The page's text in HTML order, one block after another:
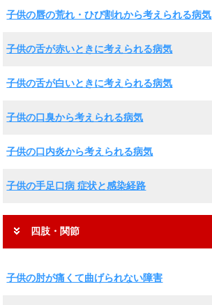
子供の唇の荒れ・ひび割れから考えられる病気
子供の舌が赤いときに考えられる病気
子供の舌が白いときに考えられる病気
子供の口臭から考えられる病気
子供の口内炎から考えられる病気
子供の手足口病 症状と感染経路
四肢・関節
子供の肘が痛くて曲げられない障害